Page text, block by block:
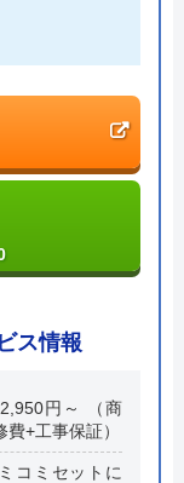
ス情報
円～ （商
+工事保証）
コミセットに